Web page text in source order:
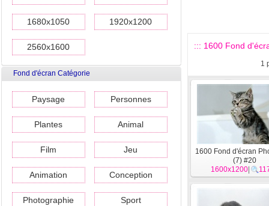
1680x1050 1920x1200
2560x1600
Fond d'écran Catégorie
Paysage Personnes
Plantes Animal
Film Jeu
Animation Conception
Photographie Sport
::: 1600 Fond
1
1600 Fond d'écran
(7) #20
1600x1200